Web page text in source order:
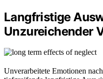
Langfristige
Unzureichender
Unverarbeitete Emotionen